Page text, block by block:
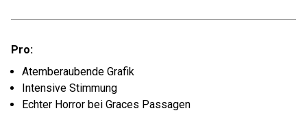
Pro:
Atemberaubende Grafik
Intensive Stimmung
Echter Horror bei Graces Passagen